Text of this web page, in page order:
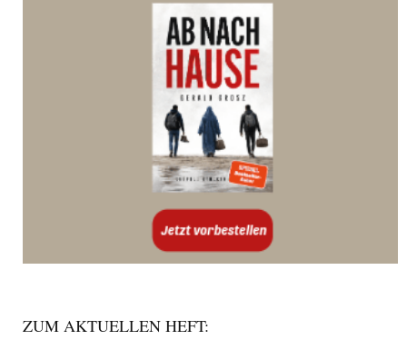
ZUM AKTUELLEN HEFT: